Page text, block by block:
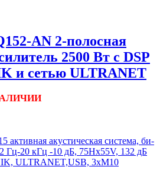
AN 2-полосная
2500 Вт с DSP
и сетью ULTRANET